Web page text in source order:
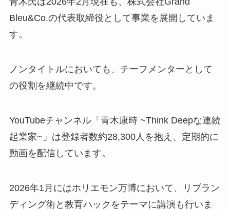
Bleu&Co.の代表取締役として事業を展開していま
す。
ノンタイトルにおいても、チーフメンターとして
の役割を継続中です。
YouTubeチャンネル「青木康時 ~Think Deepな連続
起業家~」は登録者数約28,300人を抱え、定期的に
動画を配信しています。
2026年1月にはホリエモン万博において、リブラン
ディング術と教育ハックをテーマに講演も行いま